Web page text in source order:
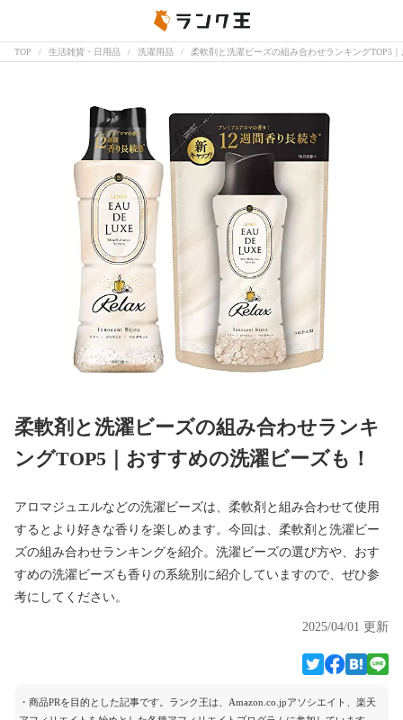
TOP 生活雑貨・日用品 洗濯用品 柔軟剤と洗濯ビーズの組み合わせランキングTOP5
柔軟剤と洗濯ビーズの組み合わせランキ
ングTOP5｜おすすめの洗濯ビーズも！
アロマジュエルなどの洗濯ビーズは、柔軟剤と組み合わせて使用
するとより好きな香りを楽しめます。今回は、柔軟剤と洗濯ビー
ズの組み合わせランキングを紹介。洗濯ビーズの選び方や、おす
すめの洗濯ビーズも香りの系統別に紹介していますので、ぜひ参
考にしてください。
2025/04/01 更新
・商品PRを目的とした記事です。ランク王は、Amazon.co.jpアソシエイト、楽天